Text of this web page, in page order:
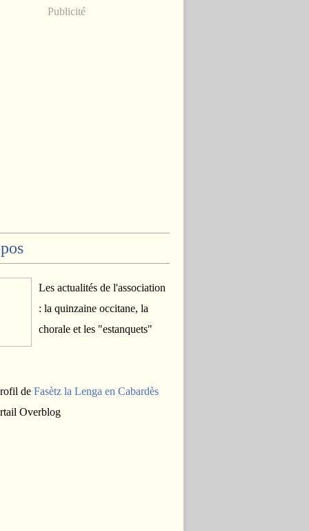
Publicité
Les actualités de l'association
: la quinzaine occitane, la
chorale et les "estanquets"
de Fasètz la Lenga en Cabardès
Overblog